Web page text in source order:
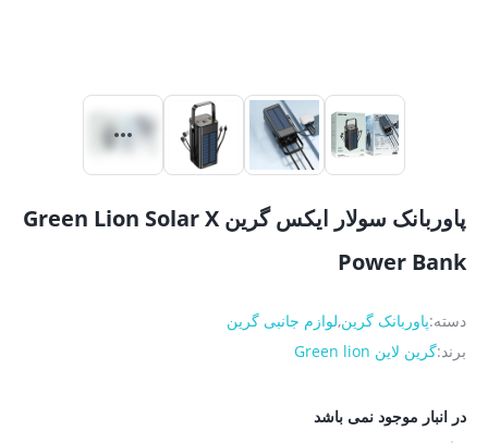
پاوربانک سولار ایکس گرین Green Lion Solar X
Power Bank
دسته:پاوربانک گرین,لوازم جانبی گرین
برند:گرین لاین Green lion
در انبار موجود نمی باشد